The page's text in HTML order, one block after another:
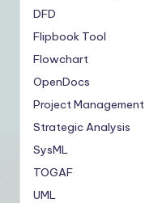
DFD
Flipbook Tool
Flowchart
OpenDocs
Project Management
Strategic Analysis
SysML
TOGAF
UML